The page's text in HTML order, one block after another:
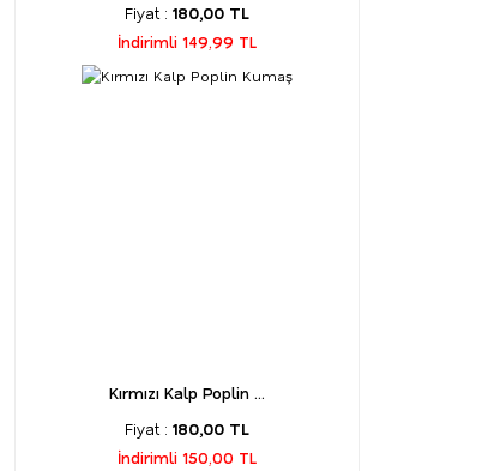
Fiyat : 180,00 TL
İndirimli 149,99 TL
Kırmızı Kalp Poplin ...
Fiyat : 180,00 TL
İndirimli 150,00 TL